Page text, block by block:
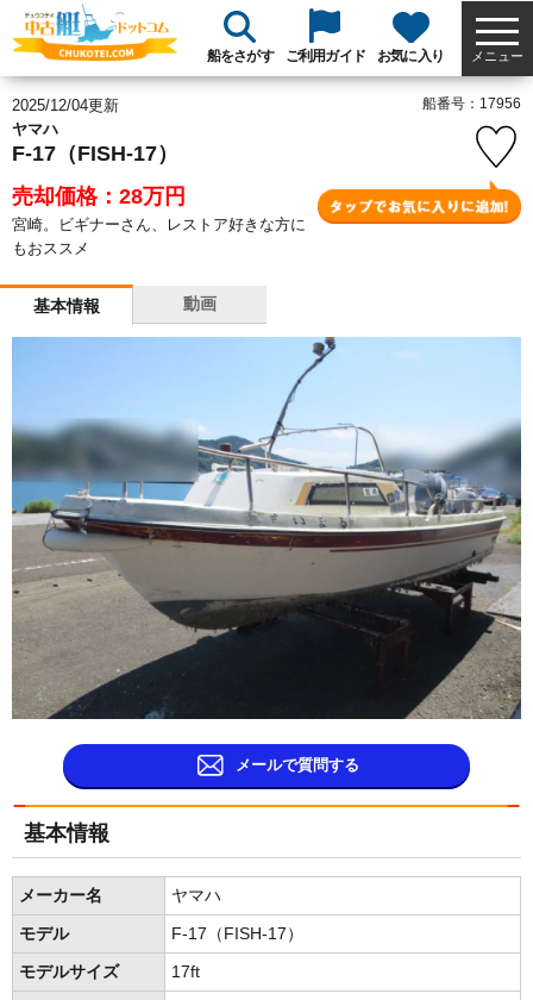
船をさがす ご利用ガイド お気に入り メニュー
2025/12/04更新
ヤマハ
F-17（FISH-17）
売却価格：28万円
宮崎。ビギナーさん、レストア好きな方に
もおススメ
船番号：17956
基本情報 動画
メールで質問する
基本情報
メーカー名 ヤマハ
モデル F-17（FISH-17）
モデルサイズ 17ft